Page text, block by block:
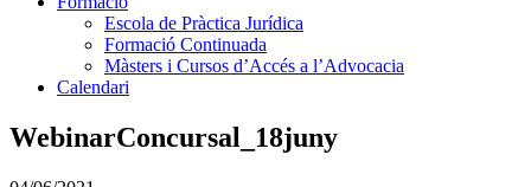
Escola de Pràctica Jurídica
Formació Continuada
Màsters i Cursos d’Accés a l’Advocacia
Calendari
WebinarConcursal_18juny